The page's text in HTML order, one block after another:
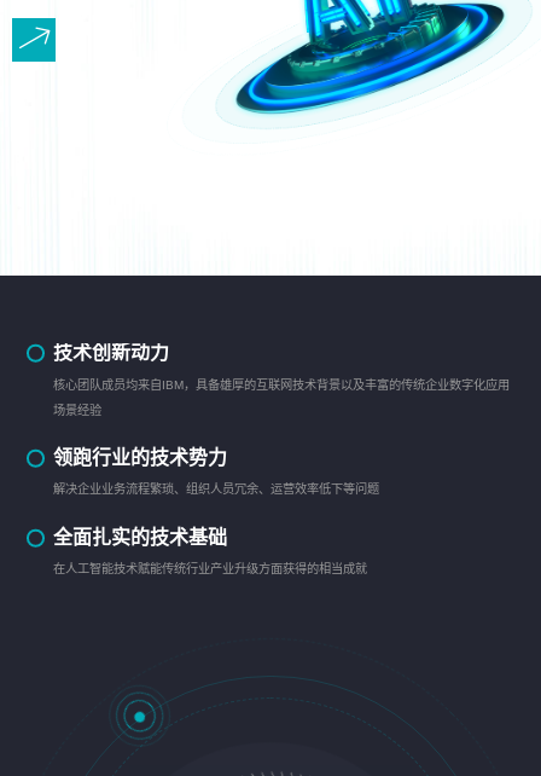
技术创新动力
核心团队成员均来自IBM，具备雄厚的互联网技术背景以及丰富的传统企业数字化应用
场景经验
领跑行业的技术势力
解决企业业务流程繁琐、组织人员冗余、运营效率低下等问题
全面扎实的技术基础
在人工智能技术赋能传统行业产业升级方面获得的相当成就